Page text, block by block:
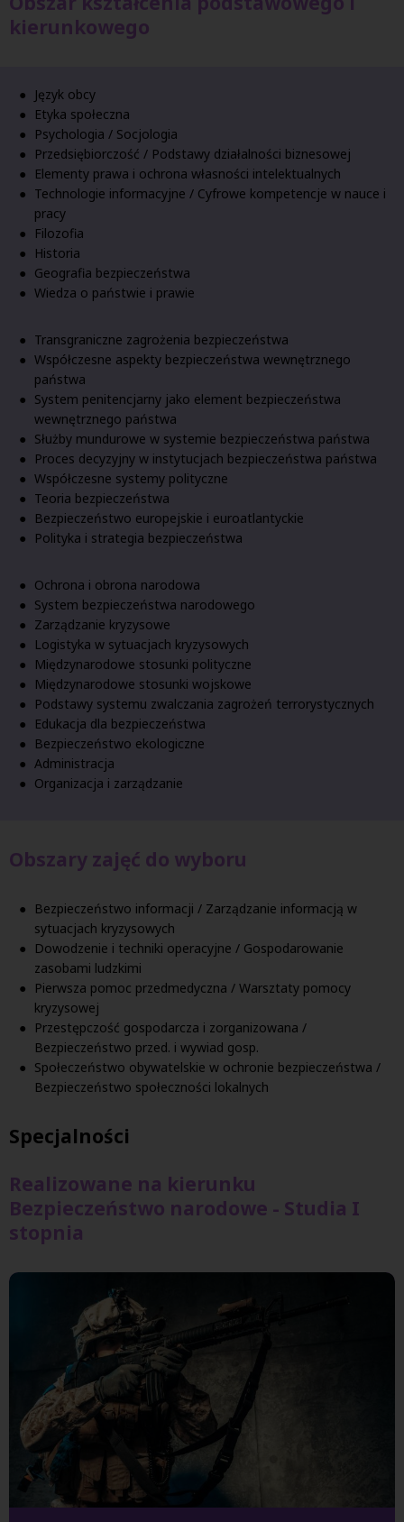
kierunkowego
Język obcy
Etyka społeczna
Psychologia / Socjologia
Przedsiębiorczość / Podstawy działalności biznesowej
Elementy prawa i ochrona własności intelektualnych
Technologie informacyjne / Cyfrowe kompetencje w nauce i
pracy
Filozofia
Historia
Geografia bezpieczeństwa
Wiedza o państwie i prawie
Transgraniczne zagrożenia bezpieczeństwa
Współczesne aspekty bezpieczeństwa wewnętrznego
państwa
System penitencjarny jako element bezpieczeństwa
wewnętrznego państwa
Służby mundurowe w systemie bezpieczeństwa państwa
Proces decyzyjny w instytucjach bezpieczeństwa państwa
Współczesne systemy polityczne
Teoria bezpieczeństwa
Bezpieczeństwo europejskie i euroatlantyckie
Polityka i strategia bezpieczeństwa
Ochrona i obrona narodowa
System bezpieczeństwa narodowego
Zarządzanie kryzysowe
Logistyka w sytuacjach kryzysowych
Międzynarodowe stosunki polityczne
Międzynarodowe stosunki wojskowe
Podstawy systemu zwalczania zagrożeń terrorystycznych
Edukacja dla bezpieczeństwa
Bezpieczeństwo ekologiczne
Administracja
Organizacja i zarządzanie
Obszary zajęć do wyboru
Bezpieczeństwo informacji / Zarządzanie informacją w
sytuacjach kryzysowych
Dowodzenie i techniki operacyjne / Gospodarowanie
zasobami ludzkimi
Pierwsza pomoc przedmedyczna / Warsztaty pomocy
kryzysowej
Przestępczość gospodarcza i zorganizowana /
Bezpieczeństwo przed. i wywiad gosp.
Społeczeństwo obywatelskie w ochronie bezpieczeństwa /
Bezpieczeństwo społeczności lokalnych
Specjalności
Realizowane na kierunku
Bezpieczeństwo narodowe - Studia I
stopnia